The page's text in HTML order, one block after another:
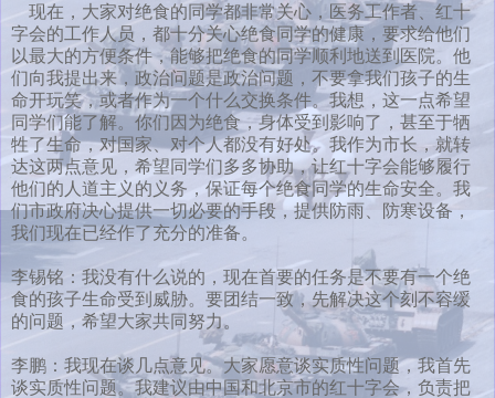
现在，大家对绝食的同学都非常关心，医务工作者、红十
字会的工作人员，都十分关心绝食同学的健康，要求给他们
以最大的方便条件，能够把绝食的同学顺利地送到医院。他
们向我提出来，政治问题是政治问题，不要拿我们孩子的生
命开玩笑，或者作为一个什么交换条件。我想，这一点希望
同学们能了解。你们因为绝食，身体受到影响了，甚至于牺
牲了生命，对国家、对个人都没有好处。我作为市长，就转
达这两点意见，希望同学们多多协助，让红十字会能够履行
他们的人道主义的义务，保证每个绝食同学的生命安全。我
们市政府决心提供一切必要的手段，提供防雨、防寒设备，
我们现在已经作了充分的准备。
李锡铭：我没有什么说的，现在首要的任务是不要有一个绝
食的孩子生命受到威胁。要团结一致，先解决这个刻不容缓
的问题，希望大家共同努力。
李鹏：我现在谈几点意见。大家愿意谈实质性问题，我首先
谈实质性问题。我建议由中国和北京市的红十字会，负责把